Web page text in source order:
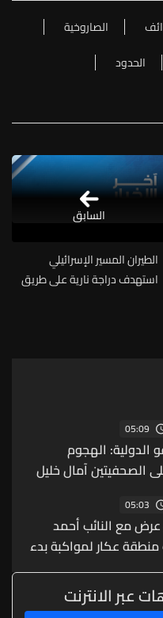
الصاروخية
الحدود
الطيران المسير الإسرائيلي
استهدف دراجة نارية على طريق
السابق
05:09
الدولية: الهجوم
الصحفيتين آمال خليل
تحقيقا مستقلا
حرب
05:03
مع النائب أحمد
عكار لمواكبة بدء
معوض في القليعات
التحتية والمواصلات
الضرورية وأكد
عبر الانترنت